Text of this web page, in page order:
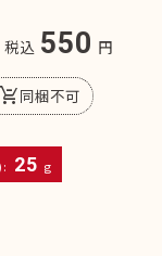
税込 550 円
remove_shopping_cart同梱不可
25 g